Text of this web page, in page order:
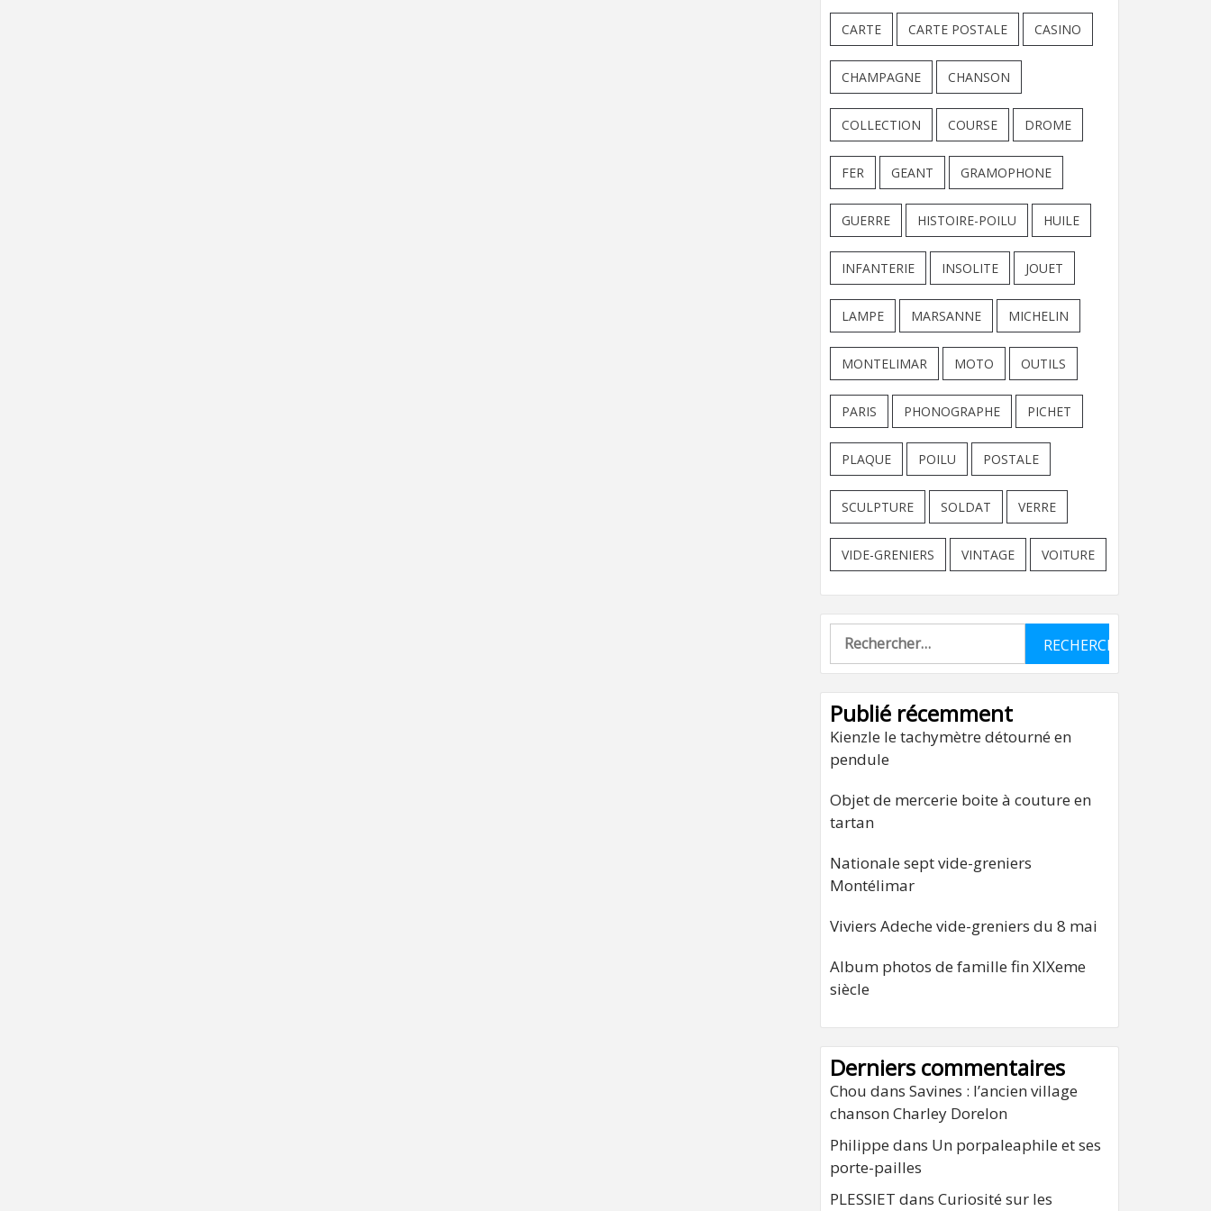
CARTE CARTE POSTALE CASINO
CHAMPAGNE CHANSON
COLLECTION COURSE DROME
FER GEANT GRAMOPHONE
GUERRE HISTOIRE-POILU HUILE
INFANTERIE INSOLITE JOUET
LAMPE MARSANNE MICHELIN
MONTELIMAR MOTO OUTILS
PARIS PHONOGRAPHE PICHET
PLAQUE POILU POSTALE
SCULPTURE SOLDAT VERRE
VIDE-GRENIERS VINTAGE VOITURE
Rechercher :
Publié récemment
Kienzle le tachymètre détourné en
pendule
Objet de mercerie boite à couture en
tartan
Nationale sept vide-greniers
Montélimar
Viviers Adeche vide-greniers du 8 mai
Album photos de famille fin XIXeme
siècle
Derniers commentaires
Chou dans Savines : l’ancien village
chanson Charley Dorelon
Philippe dans Un porpaleaphile et ses
porte-pailles
PLESSIET dans Curiosité sur les